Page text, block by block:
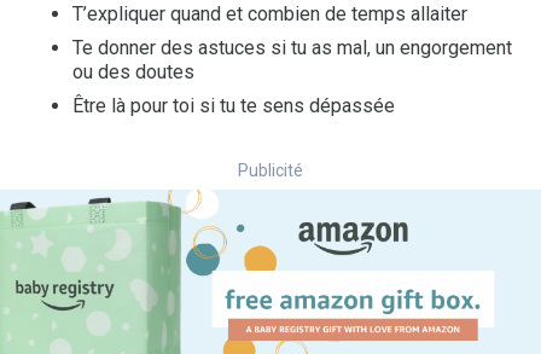
T’expliquer quand et combien de temps allaiter
Te donner des astuces si tu as mal, un engorgement
ou des doutes
Être là pour toi si tu te sens dépassée
Publicité